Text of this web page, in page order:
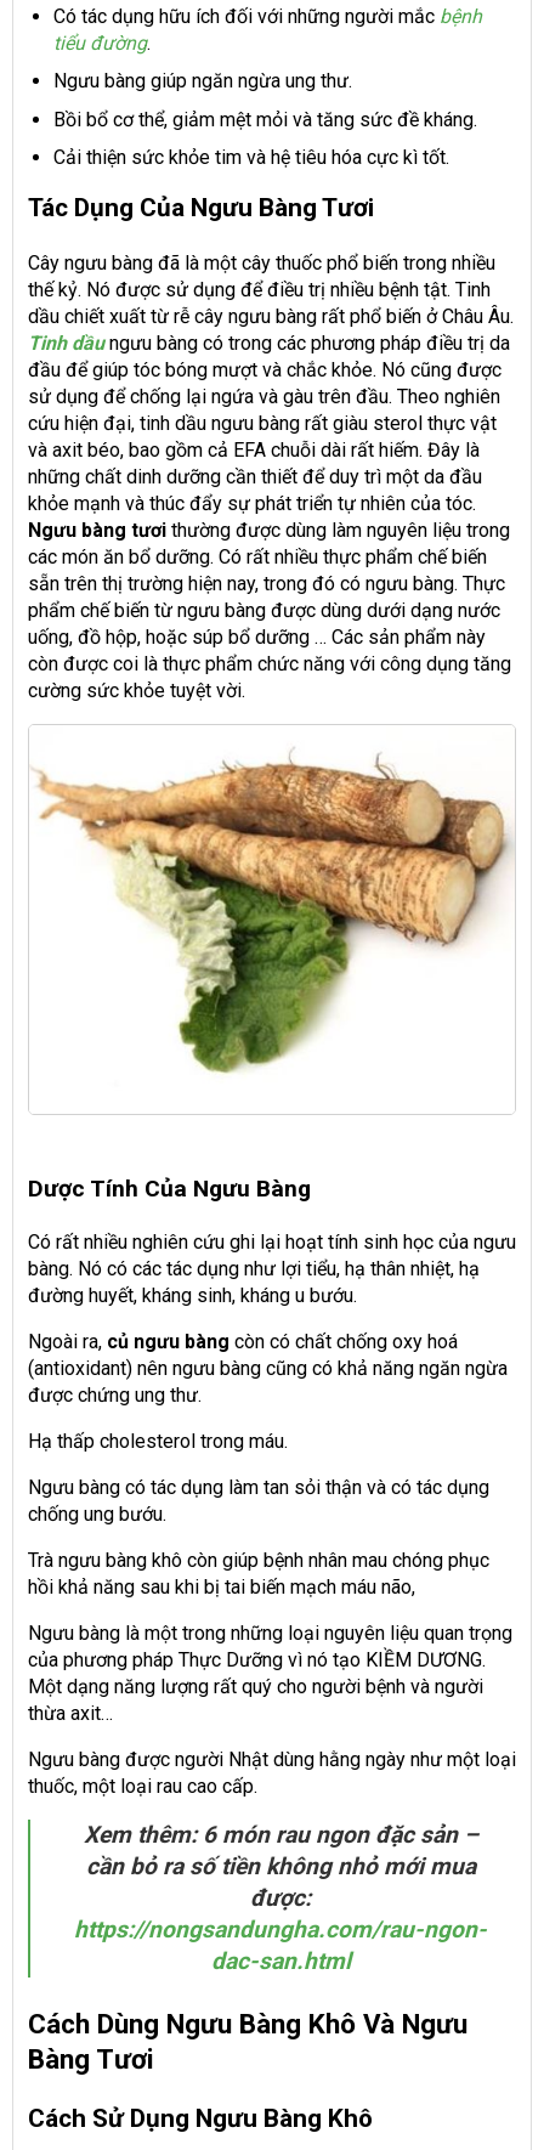
Có tác dụng hữu ích đối với những người mắc bệnh
tiểu đường.
Ngưu bàng giúp ngăn ngừa ung thư.
Bồi bổ cơ thể, giảm mệt mỏi và tăng sức đề kháng.
Cải thiện sức khỏe tim và hệ tiêu hóa cực kì tốt.
Tác Dụng Của Ngưu Bàng Tươi
Cây ngưu bàng đã là một cây thuốc phổ biến trong nhiều
thế kỷ. Nó được sử dụng để điều trị nhiều bệnh tật. Tinh
dầu chiết xuất từ ​​rễ cây ngưu bàng rất phổ biến ở Châu Âu.
Tinh dầungưu bàng có trong các phương pháp điều trị da
đầu để giúp tóc bóng mượt và chắc khỏe. Nó cũng được
sử dụng để chống lại ngứa và gàu trên đầu. Theo nghiên
cứu hiện đại, tinh dầu ngưu bàng rất giàu sterol thực vật
và axit béo, bao gồm cả EFA chuỗi dài rất hiếm. Đây là
những chất dinh dưỡng cần thiết để duy trì một da đầu
khỏe mạnh và thúc đẩy sự phát triển tự nhiên của tóc.
Ngưu bàng tươi thường được dùng làm nguyên liệu trong
các món ăn bổ dưỡng. Có rất nhiều thực phẩm chế biến
sẵn trên thị trường hiện nay, trong đó có ngưu bàng. Thực
phẩm chế biến từ ngưu bàng được dùng dưới dạng nước
uống, đồ hộp, hoặc súp bổ dưỡng … Các sản phẩm này
còn được coi là thực phẩm chức năng với công dụng tăng
cường sức khỏe tuyệt vời.
Dược Tính Của Ngưu Bàng
Có rất nhiều nghiên cứu ghi lại hoạt tính sinh học của ngưu
bàng. Nó có các tác dụng như lợi tiểu, hạ thân nhiệt, hạ
đường huyết, kháng sinh, kháng u bướu.
Ngoài ra, củ ngưu bàng còn có chất chống oxy hoá
(antioxidant) nên ngưu bàng cũng có khả năng ngăn ngừa
được chứng ung thư.
Hạ thấp cholesterol trong máu.
Ngưu bàng có tác dụng làm tan sỏi thận và có tác dụng
chống ung bướu.
Trà ngưu bàng khô còn giúp bệnh nhân mau chóng phục
hồi khả năng sau khi bị tai biến mạch máu não,
Ngưu bàng là một trong những loại nguyên liệu quan trọng
của phương pháp Thực Dưỡng vì nó tạo KIỀM DƯƠNG.
Một dạng năng lượng rất quý cho người bệnh và người
thừa axit…
Ngưu bàng được người Nhật dùng hằng ngày như một loại
thuốc, một loại rau cao cấp.
Xem thêm: 6 món rau ngon đặc sản –
cần bỏ ra số tiền không nhỏ mới mua
được:
https://nongsandungha.com/rau-ngon-
dac-san.html
Cách Dùng Ngưu Bàng Khô Và Ngưu
Bàng Tươi
Cách Sử Dụng Ngưu Bàng Khô